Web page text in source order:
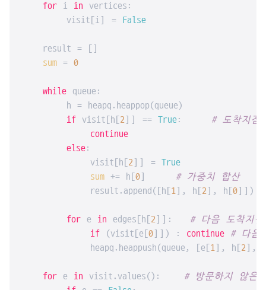
for i in vertices:
        visit[i] =
False
    result = []
sum = 0
while queue:
        h = heapq.heappop(queue)
if visit[h[2]] == True: # 도착지점
continue
else:
            visit[h[
2]] = True
sum += h[0] # 가중치 합산
            result.append([h[
1], h[2], h[0]])
for e in edges[h[2]]: # 다음 도착지점
if (visit[e[0]]) : continue
# 다음
            heapq.heappush(queue, [e[
1], h[2],
for e in visit.values(): # 방문하지 않은